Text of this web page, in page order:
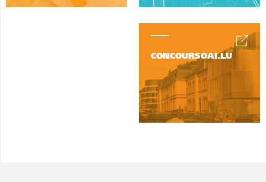
CONCOURSOAI.LU